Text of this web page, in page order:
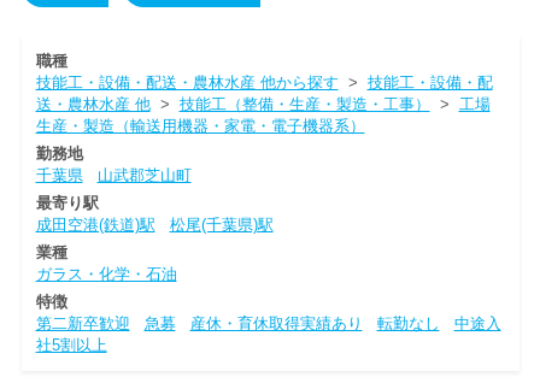
職種
技能工・設備・配送・農林水産 他から探す > 技能工・設備・配
送・農林水産 他> 技能工（整備・生産・製造・工事） > 工場
生産・製造（輸送用機器・家電・電子機器系）
勤務地
千葉県
山武郡芝山町
最寄り駅
成田空港(鉄道)駅
松尾(千葉県)駅
業種
ガラス・化学・石油
特徴
第二新卒歓迎
急募 産休・育休取得実績あり 転勤なし
中途入
社5割以上